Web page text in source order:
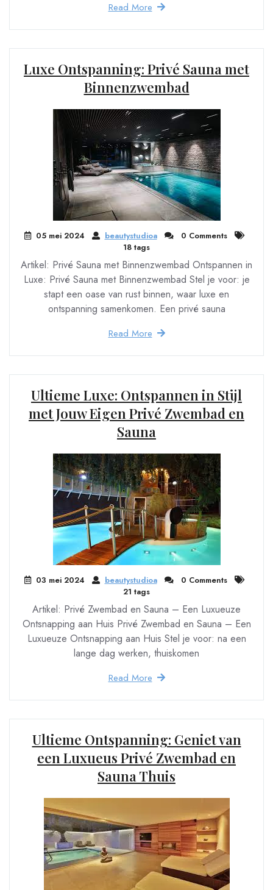
Read More
Luxe Ontspanning: Privé Sauna met
Binnenzwembad
05 mei 2024 beautystudioa
0 Comments
18 tags
Artikel: Privé Sauna met Binnenzwembad Ontspannen in
Luxe: Privé Sauna met Binnenzwembad Stel je voor: je
stapt een oase van rust binnen, waar luxe en
ontspanning samenkomen. Een privé sauna
Read More
Ultieme Luxe: Ontspannen in Stijl
met Jouw Eigen Privé Zwembad en
Sauna
03 mei 2024 beautystudioa
0 Comments
21 tags
Artikel: Privé Zwembad en Sauna – Een Luxueuze
Ontsnapping aan Huis Privé Zwembad en Sauna – Een
Luxueuze Ontsnapping aan Huis Stel je voor: na een
lange dag werken, thuiskomen
Read More
Ultieme Ontspanning: Geniet van
een Luxueus Privé Zwembad en
Sauna Thuis